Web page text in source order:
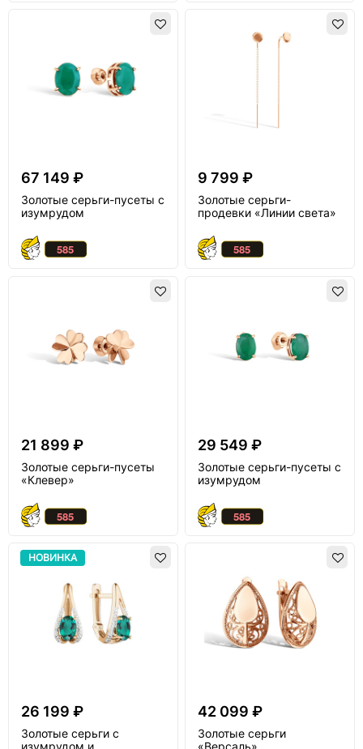
67 149 ₽
Золотые серьги-пусеты с
изумрудом
9 799 ₽
Золотые серьги-
продевки «Линии света»
21 899 ₽
Золотые серьги-пусеты
«Клевер»
29 549 ₽
Золотые серьги-пусеты с
изумрудом
НОВИНКА
26 199 ₽
Золотые серьги с
42 099 ₽
Золотые серьги